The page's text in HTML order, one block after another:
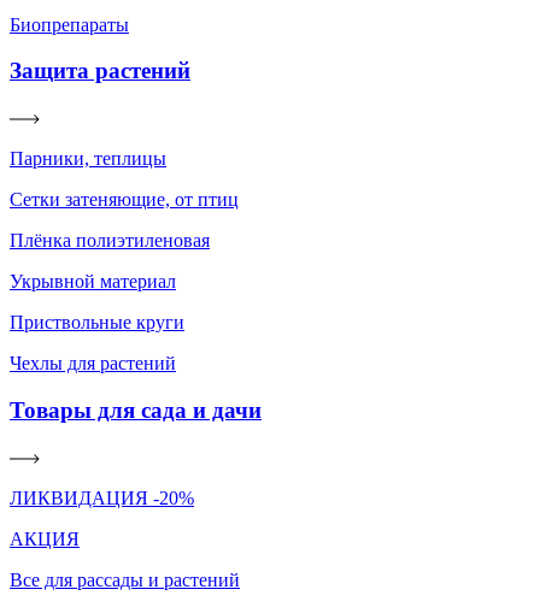
Биопрепараты
Защита растений
Парники, теплицы
Сетки затеняющие, от птиц
Плёнка полиэтиленовая
Укрывной материал
Приствольные круги
Чехлы для растений
Товары для сада и дачи
ЛИКВИДАЦИЯ -20%
АКЦИЯ
Все для рассады и растений